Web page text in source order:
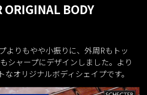
ORIGINAL BODY
よりもやや小振りに、外周Rもトッ
シャープにデザインしました。より
なオリジナルボディシェイプです。